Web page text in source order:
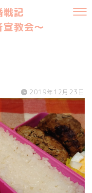
戦記
教会〜
2019年12月23日